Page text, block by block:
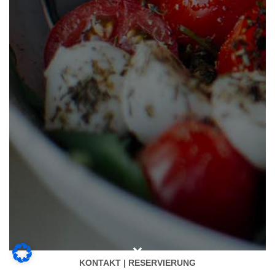
KONTAKT | RESERVIERUNG